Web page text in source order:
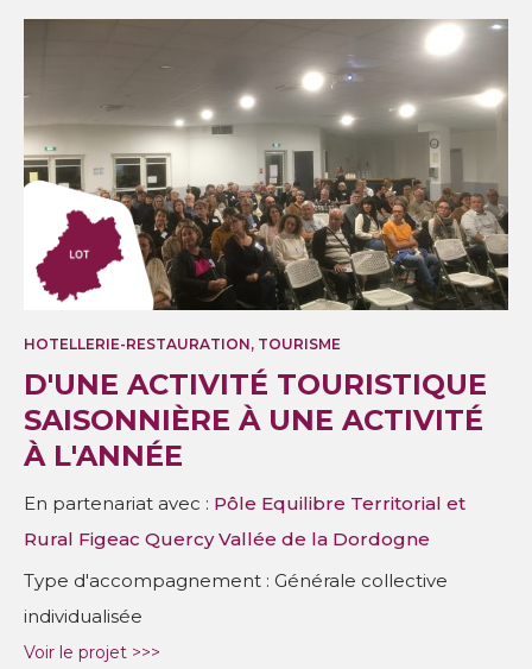
HOTELLERIE-RESTAURATION, TOURISME
D'UNE ACTIVITÉ TOURISTIQUE
SAISONNIÈRE À UNE ACTIVITÉ
À L'ANNÉE
En partenariat avec : Pôle Equilibre Territorial et
Rural Figeac Quercy Vallée de la Dordogne
Type d'accompagnement : Générale collective
individualisée
Voir le projet >>>